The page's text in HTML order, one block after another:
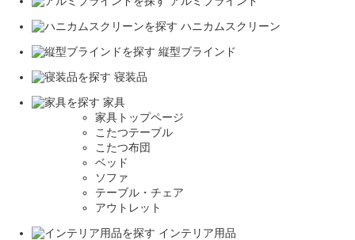
ハニカムスクリーン
縦型ブラインド
寝装品
家具
家具トップページ
こたつテーブル
こたつ布団
ベッド
ソファ
テーブル・チェア
アウトレット
インテリア用品